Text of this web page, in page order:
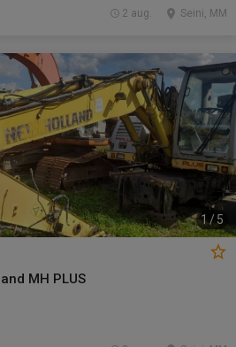
Seini, MM
2 aug.
1/5
MH PLUS